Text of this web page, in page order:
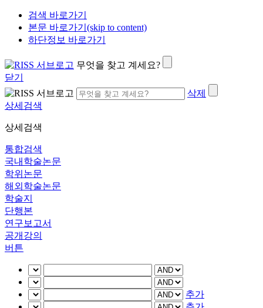
검색 바로가기
본문 바로가기(skip to content)
하단정보 바로가기
무엇을 찾고 계세요?
닫기
삭제
상세검색
상세검색
통합검색
국내학술논문
학위논문
해외학술논문
학술지
단행본
연구보고서
공개강의
버튼
추가